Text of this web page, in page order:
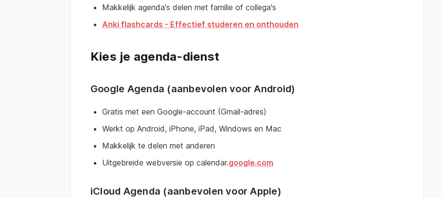
Makkelijk agenda's delen met familie of collega's
Anki flashcards - Effectief studeren en onthouden
Kies je agenda-dienst
Google Agenda (aanbevolen voor Android)
Gratis met een Google-account (Gmail-adres)
Werkt op Android, iPhone, iPad, Windows en Mac
Makkelijk te delen met anderen
Uitgebreide webversie op calendar.google.com
iCloud Agenda (aanbevolen voor Apple)